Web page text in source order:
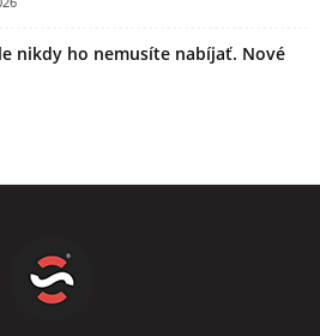
nikdy ho nemusíte nabíjať. Nové